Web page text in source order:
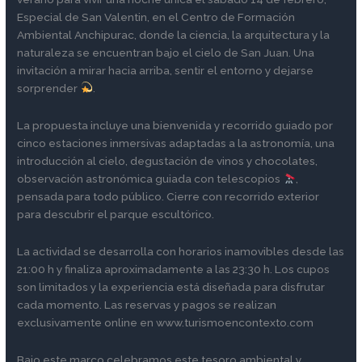
Especial de San Valentin, en el Centro de Formación
Ambiental Anchipurac, donde la ciencia, la arquitectura y la
naturaleza se encuentran bajo el cielo de San Juan. Una
invitación a mirar hacia arriba, sentir el entorno y dejarse
sorprender
La propuesta incluye una bienvenida y recorrido guiado por
cinco estaciones inmersivas adaptadas a la astronomía, una
introducción al cielo, degustación de vinos y chocolates,
observación astronómica guiada con telescopios
pensada para todo público. Cierre con recorrido exterior
para descubrir el parque escultórico.
La actividad se desarrolla con horarios inamovibles desde las
21:00 h y finaliza aproximadamente a las 23:30 h. Los cupos
son limitados y la experiencia está diseñada para disfrutar
cada momento. Las reservas y pagos se realizan
exclusivamente online en www.turismoencontexto.com
Bajo este marco celebramos este tesoro ambiental y
1